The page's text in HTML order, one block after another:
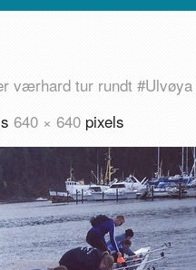
værhard tur rundt
640 × 640pixels